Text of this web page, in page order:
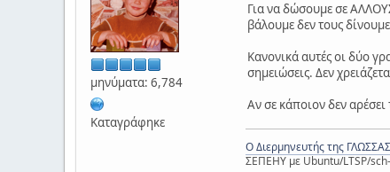
μηνύματα: 6,784
Καταγράφηκε
Για να δώσουμε σε
βάλουμε δεν τους
Κανονικά αυτές οι δύο
σημειώσεις. Δεν
Αν σε κάποιον δεν
Ο Διερμηνευτής της
ΣΕΠΕΗΥ με Ubuntu/LTSP/